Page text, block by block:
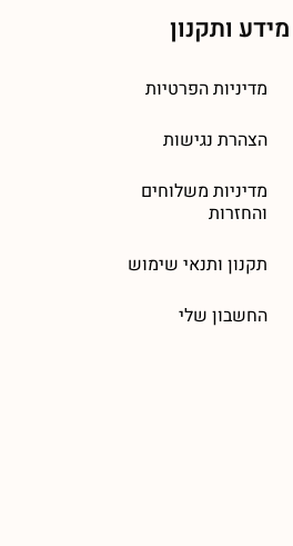
מידע ותקנון
מדיניות הפרטיות
הצהרת נגישות
מדיניות משלוחים
והחזרות
תקנון ותנאי שימוש
החשבון שלי